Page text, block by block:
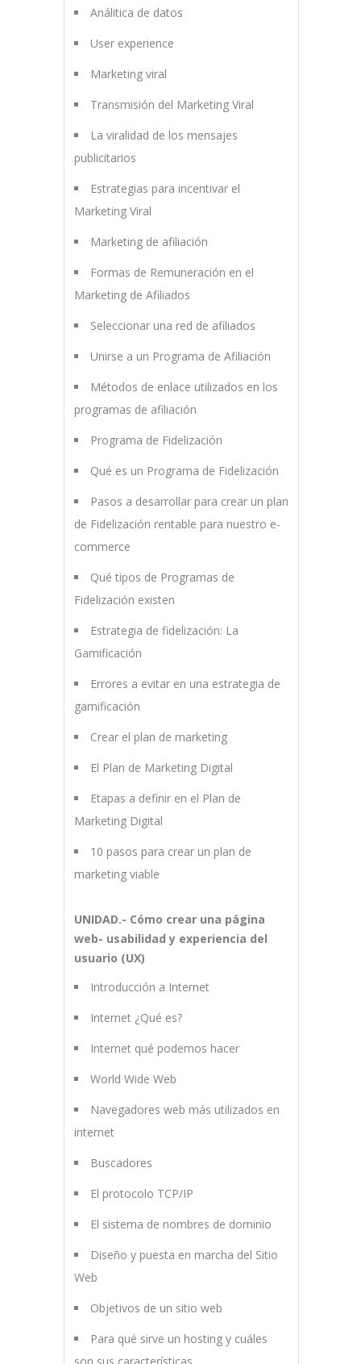
Análitica de datos
User experience
Marketing viral
Transmisión del Marketing Viral
La viralidad de los mensajes
publicitarios
Estrategias para incentivar el
Marketing Viral
Marketing de afiliación
Formas de Remuneración en el
Marketing de Afiliados
Seleccionar una red de afiliados
Unirse a un Programa de Afiliación
Métodos de enlace utilizados en los
programas de afiliación
Programa de Fidelización
Qué es un Programa de Fidelización
Pasos a desarrollar para crear un plan
de Fidelización rentable para nuestro e-
commerce
Qué tipos de Programas de
Fidelización existen
Estrategia de fidelización: La
Gamificación
Errores a evitar en una estrategia de
gamificación
Crear el plan de marketing
El Plan de Marketing Digital
Etapas a definir en el Plan de
Marketing Digital
10 pasos para crear un plan de
marketing viable
UNIDAD.- Cómo crear una página
web- usabilidad y experiencia del
usuario (UX)
Introducción a Internet
Internet ¿Qué es?
Internet qué podemos hacer
World Wide Web
Navegadores web más utilizados en
internet
Buscadores
El protocolo TCP/IP
El sistema de nombres de dominio
Diseño y puesta en marcha del Sitio
Web
Objetivos de un sitio web
Para qué sirve un hosting y cuáles